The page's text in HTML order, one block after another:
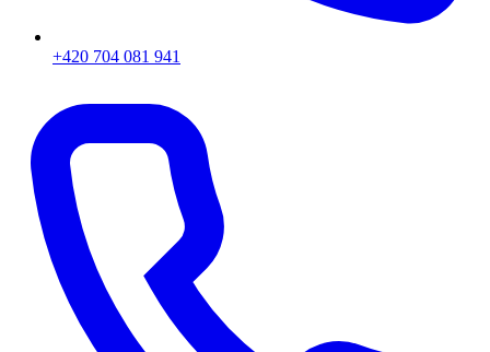
+420 704 081 941